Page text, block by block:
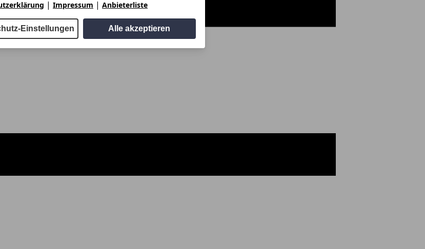
| Impressum | Anbieterliste
Einstellungen Alle akzeptieren